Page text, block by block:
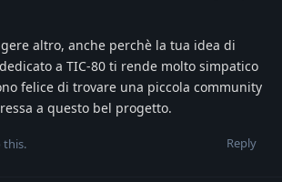
altro, anche perchè la tua idea di
a TIC-80 ti rende molto simpatico
felice di trovare una piccola community
a questo bel progetto.
Reply
this.